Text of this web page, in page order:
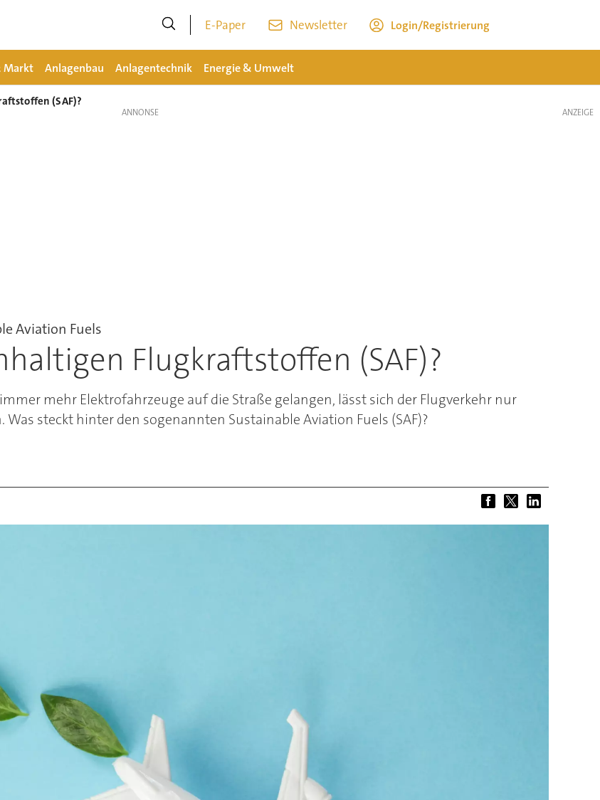
E-Paper Newsletter Login/Registrierung
Markt Anlagenbau Anlagentechnik Energie & Umwelt
(SAF)?
Aviation Fuels
Flugkraftstoffen (SAF)?
mehr Elektrofahrzeuge auf die Straße gelangen, lässt sich der Flugverkehr nur
steckt hinter den sogenannten Sustainable Aviation Fuels (SAF)?
ANZEIGE